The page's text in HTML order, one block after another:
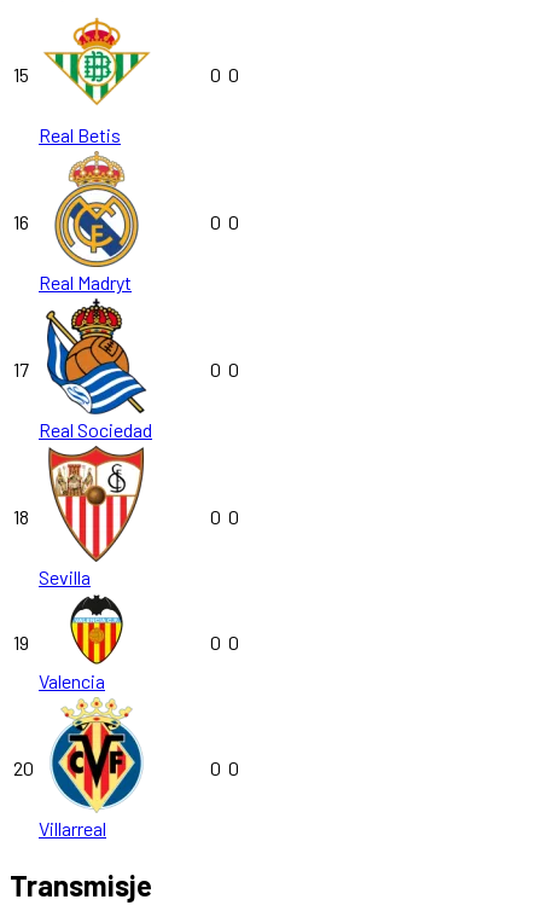
15
Real Betis
0 0
16
Real Madryt
0 0
17
Real Sociedad
0 0
18
Sevilla
0 0
19
Valencia
0 0
20
Villarreal
0 0
Transmisje